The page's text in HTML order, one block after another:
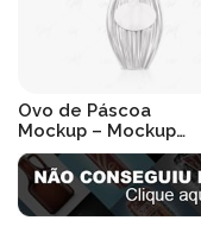
Ovo de Páscoa
Mockup – Mockup
Páscoa
R$19.90